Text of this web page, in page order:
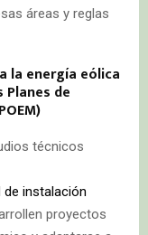
áreas y reglas
la energía eólica
Planes de
técnicos
de instalación
proyectos